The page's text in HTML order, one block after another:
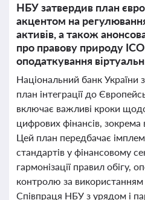
НБУ затвердив план
акцентом на
активів, а також
про правову природу
оподаткування
Національний банк України
план інтеграції до
включає важливі кроки
цифрових фінансів, зокрема
Цей план передбачає
стандартів у фінансовому
гармонізації правил обігу,
контролю за використанням
Співпраця НБУ з урядом і